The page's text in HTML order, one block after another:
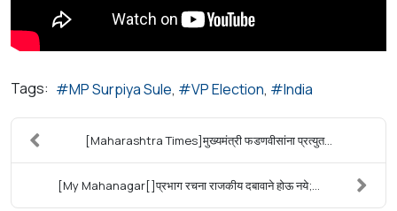
Tags: MP Surpiya Sule VP Election India
[Maharashtra Times]मुख्यमंत्री फडणवीसांना प्रत्युत...
[My Mahanagar[]प्रभाग रचना राजकीय दबावाने होऊ नये;...